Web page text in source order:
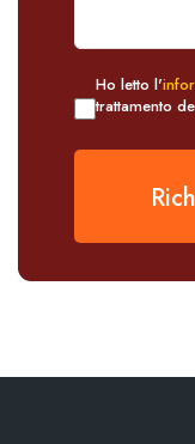
Ho letto l'
trattamento